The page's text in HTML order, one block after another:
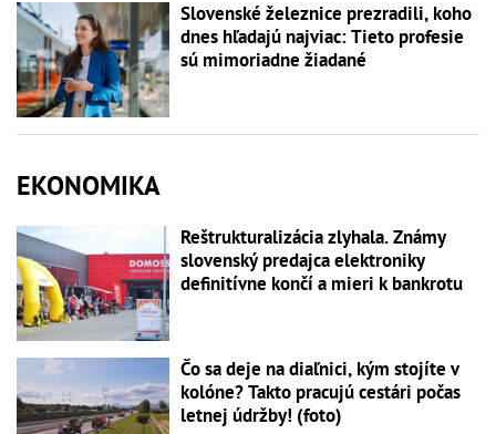
Slovenské železnice prezradili, koho
dnes hľadajú najviac: Tieto profesie
sú mimoriadne žiadané
EKONOMIKA
Reštrukturalizácia zlyhala. Známy
slovenský predajca elektroniky
definitívne končí a mieri k bankrotu
Čo sa deje na diaľnici, kým stojíte v
kolóne? Takto pracujú cestári počas
letnej údržby! (foto)